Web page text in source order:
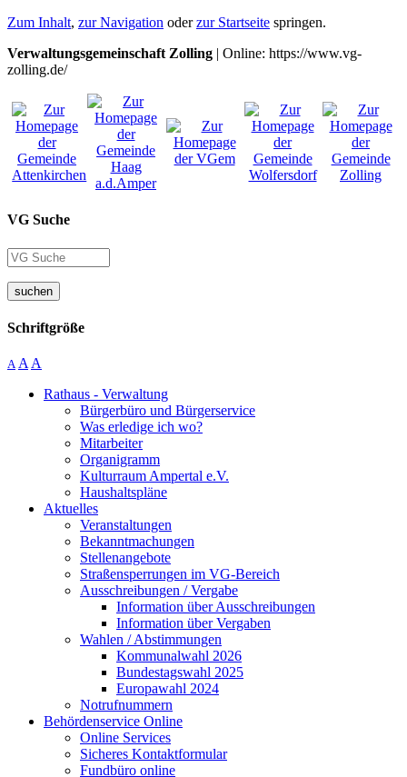
Zum Inhalt, zur Navigation oderzur Startseite springen.
Verwaltungsgemeinschaft Zolling | Online: https://www.vg-
zolling.de/
VG Suche
suchen
Schriftgröße
A A A
Rathaus - Verwaltung
Bürgerbüro und Bürgerservice
Was erledige ich wo?
Mitarbeiter
Organigramm
Kulturraum Ampertal e.V.
Haushaltspläne
Aktuelles
Veranstaltungen
Bekanntmachungen
Stellenangebote
Straßensperrungen im VG-Bereich
Ausschreibungen / Vergabe
Information über Ausschreibungen
Information über Vergaben
Wahlen / Abstimmungen
Kommunalwahl 2026
Bundestagswahl 2025
Europawahl 2024
Notrufnummern
Behördenservice Online
Online Services
Sicheres Kontaktformular
Fundbüro online